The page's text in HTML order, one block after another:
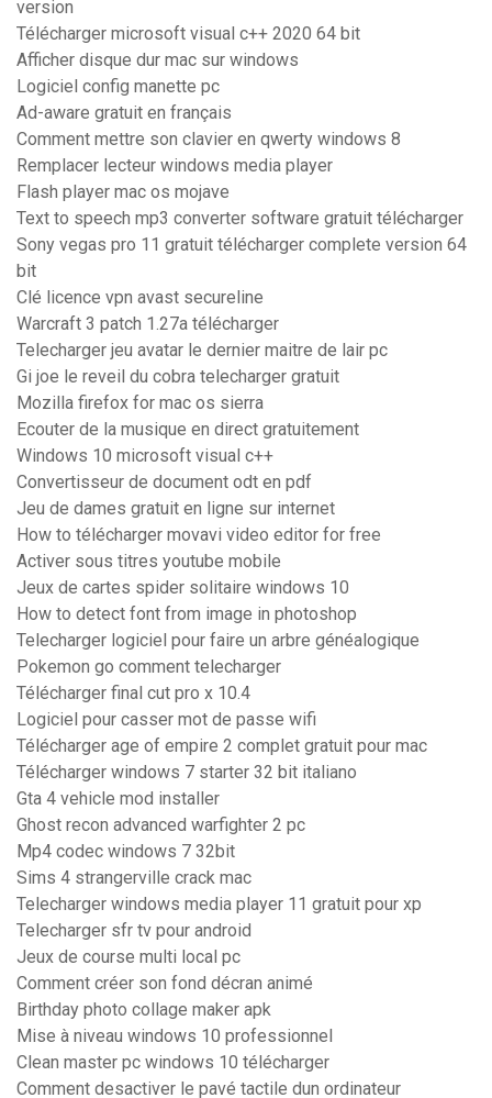
version
Télécharger microsoft visual c++ 2020 64 bit
Afficher disque dur mac sur windows
Logiciel config manette pc
Ad-aware gratuit en français
Comment mettre son clavier en qwerty windows 8
Remplacer lecteur windows media player
Flash player mac os mojave
Text to speech mp3 converter software gratuit télécharger
Sony vegas pro 11 gratuit télécharger complete version 64
bit
Clé licence vpn avast secureline
Warcraft 3 patch 1.27a télécharger
Telecharger jeu avatar le dernier maitre de lair pc
Gi joe le reveil du cobra telecharger gratuit
Mozilla firefox for mac os sierra
Ecouter de la musique en direct gratuitement
Windows 10 microsoft visual c++
Convertisseur de document odt en pdf
Jeu de dames gratuit en ligne sur internet
How to télécharger movavi video editor for free
Activer sous titres youtube mobile
Jeux de cartes spider solitaire windows 10
How to detect font from image in photoshop
Telecharger logiciel pour faire un arbre généalogique
Pokemon go comment telecharger
Télécharger final cut pro x 10.4
Logiciel pour casser mot de passe wifi
Télécharger age of empire 2 complet gratuit pour mac
Télécharger windows 7 starter 32 bit italiano
Gta 4 vehicle mod installer
Ghost recon advanced warfighter 2 pc
Mp4 codec windows 7 32bit
Sims 4 strangerville crack mac
Telecharger windows media player 11 gratuit pour xp
Telecharger sfr tv pour android
Jeux de course multi local pc
Comment créer son fond décran animé
Birthday photo collage maker apk
Mise à niveau windows 10 professionnel
Clean master pc windows 10 télécharger
Comment desactiver le pavé tactile dun ordinateur